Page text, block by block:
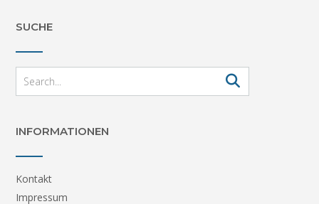
SUCHE
INFORMATIONEN
Kontakt
Impressum